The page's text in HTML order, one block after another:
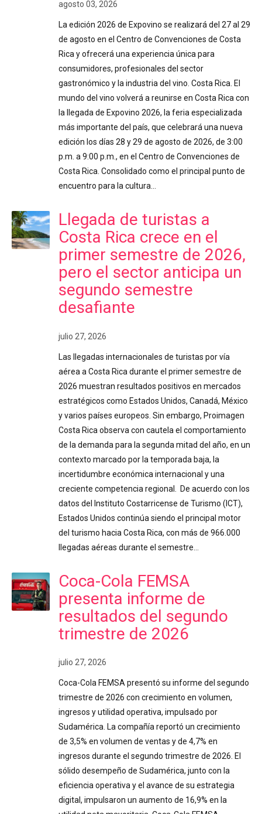
agosto 03, 2026
La edición 2026 de Expovino se realizará del 27 al 29
de agosto en el Centro de Convenciones de Costa
Rica y ofrecerá una experiencia única para
consumidores, profesionales del sector
gastronómico y la industria del vino. Costa Rica. El
mundo del vino volverá a reunirse en Costa Rica con
la llegada de Expovino 2026, la feria especializada
más importante del país, que celebrará una nueva
edición los días 28 y 29 de agosto de 2026, de 3:00
p.m. a 9:00 p.m., en el Centro de Convenciones de
Costa Rica. Consolidado como el principal punto de
encuentro para la cultura…
Llegada de turistas a
Costa Rica crece en el
primer semestre de 2026,
pero el sector anticipa un
segundo semestre
desafiante
julio 27, 2026
Las llegadas internacionales de turistas por vía
aérea a Costa Rica durante el primer semestre de
2026 muestran resultados positivos en mercados
estratégicos como Estados Unidos, Canadá, México
y varios países europeos. Sin embargo, Proimagen
Costa Rica observa con cautela el comportamiento
de la demanda para la segunda mitad del año, en un
contexto marcado por la temporada baja, la
incertidumbre económica internacional y una
creciente competencia regional. De acuerdo con los
datos del Instituto Costarricense de Turismo (ICT),
Estados Unidos continúa siendo el principal motor
del turismo hacia Costa Rica, con más de 966.000
llegadas aéreas durante el semestre…
Coca-Cola FEMSA
presenta informe de
resultados del segundo
trimestre de 2026
julio 27, 2026
Coca-Cola FEMSA presentó su informe del segundo
trimestre de 2026 con crecimiento en volumen,
ingresos y utilidad operativa, impulsado por
Sudamérica. La compañía reportó un crecimiento
de 3,5% en volumen de ventas y de 4,7% en
ingresos durante el segundo trimestre de 2026. El
sólido desempeño de Sudamérica, junto con la
eficiencia operativa y el avance de su estrategia
digital, impulsaron un aumento de 16,9% en la